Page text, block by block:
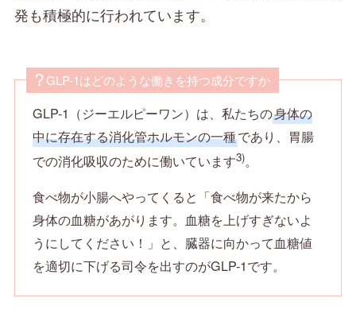
発も積極的に行われています。
GLP-1はどのような働きを持つ成分ですか
GLP-1（ジーエルピーワン）は、私たちの身体の
中に存在する消化管ホルモンの一種であり、胃腸
での消化吸収のために働いています3)。
食べ物が小腸へやってくると「食べ物が来たから
身体の血糖があがります。血糖を上げすぎないよ
うにしてください！」と、臓器に向かって血糖値
を適切に下げる司令を出すのがGLP-1です。